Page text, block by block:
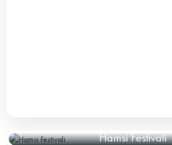
Hamsi Festivali